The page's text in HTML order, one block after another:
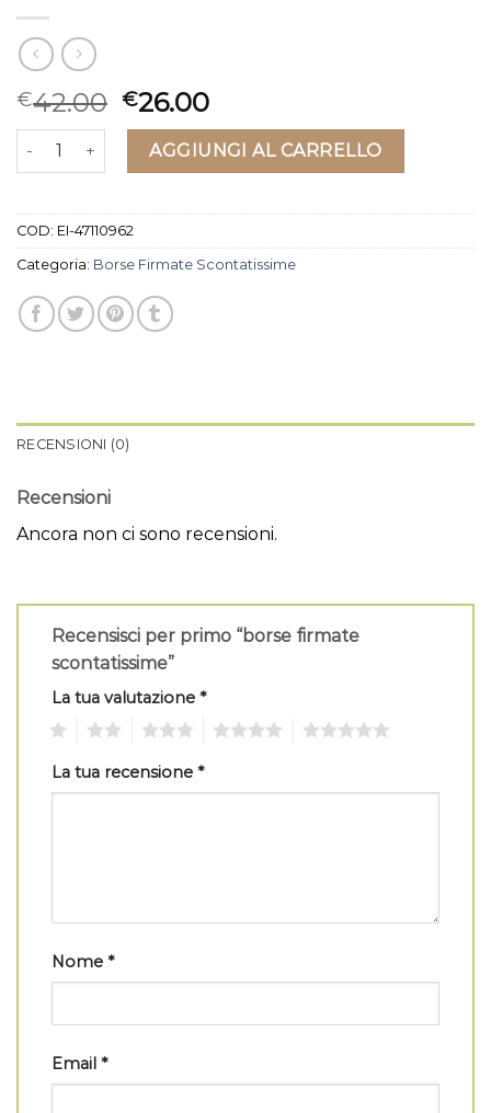
€42.00 €26.00
borse firmate scontatissime quantità
AGGIUNGI AL CARRELLO
COD: EI-47110962
Categoria: Borse Firmate Scontatissime
RECENSIONI (0)
Recensioni
Ancora non ci sono recensioni.
Recensisci per primo “borse firmate
scontatissime”
La tua valutazione *
La tua recensione *
Nome *
Email *